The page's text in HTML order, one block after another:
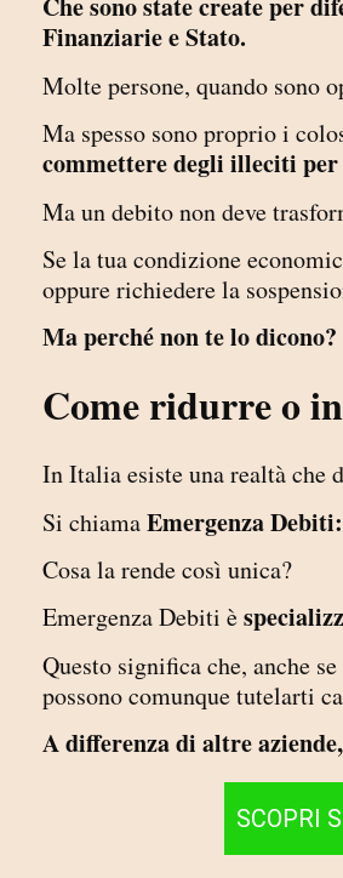
Che sono state create per
Finanziarie e Stato.
Molte persone, quando sono
Ma spesso sono proprio i
commettere degli illeciti
Ma un debito non deve
Se la tua condizione
oppure richiedere la
Ma perché non te lo
Come ridurre o
In Italia esiste una realtà che
Si chiamaEmergenza Debiti:
Cosa la rende così unica?
Emergenza Debiti è
Questo significa che, anche
possono comunque tutelarti
A differenza di altre
SCOPRI